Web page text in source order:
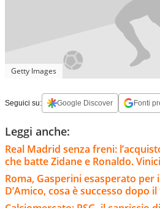
Getty Images
Seguici su: Google Discover Fonti
Leggi anche:
Real Madrid senza freni:
che batte Zidane e Ronaldo.
Roma, Gasperini esasperato per
D’Amico, cosa è successo dopo